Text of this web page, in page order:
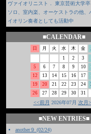
ヴァイオリニスト． 東京芸術大学卒
ソロ、室内楽、オーケストラの他、
イオリン奏者としても活動中
■CALENDAR■
日 月 火 水 木 金
1
2 3
5
6 7 8 9 10
12
13 14 15 16 17
19
20 21 22 23 24
26
27 28 29 30 31
<<前月 2026年07月 次月
■NEW ENTRIES■
another９ (02/24)